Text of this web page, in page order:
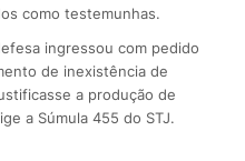
como testemunhas.
ingressou com pedido
de inexistência de
a produção de
a Súmula 455 do STJ.